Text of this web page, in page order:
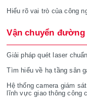
Hiểu rõ vai trò của công
Vận chuyển đường
Giải pháp quét laser
Tìm hiểu về hạ tầng sân
Hệ thống camera giám
lĩnh vực giao thông công